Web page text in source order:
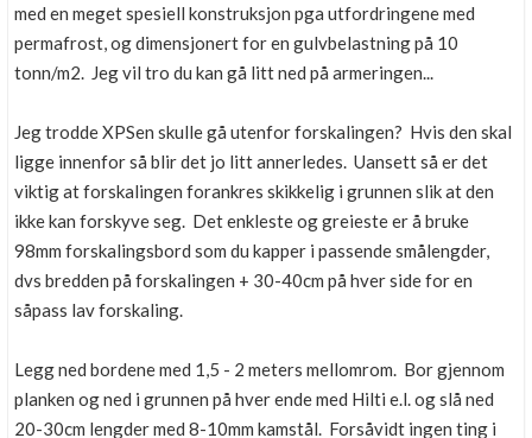
med en meget spesiell konstruksjon pga utfordringene med
permafrost, og dimensjonert for en gulvbelastning på 10
tonn/m2. Jeg vil tro du kan gå litt ned på armeringen...
Jeg trodde XPSen skulle gå utenfor forskalingen? Hvis den skal
ligge innenfor så blir det jo litt annerledes. Uansett så er det
viktig at forskalingen forankres skikkelig i grunnen slik at den
ikke kan forskyve seg. Det enkleste og greieste er å bruke
98mm forskalingsbord som du kapper i passende smålengder,
dvs bredden på forskalingen + 30-40cm på hver side for en
såpass lav forskaling.
Legg ned bordene med 1,5 - 2 meters mellomrom. Bor gjennom
planken og ned i grunnen på hver ende med Hilti e.l. og slå ned
20-30cm lengder med 8-10mm kamstål. Forsåvidt ingen ting i